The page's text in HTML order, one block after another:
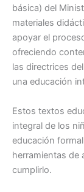
básica) del
materiales
apoyar el
ofreciendo
las directrices
una educación
Estos textos
integral de los
educación
herramientas de
cumplirlo.